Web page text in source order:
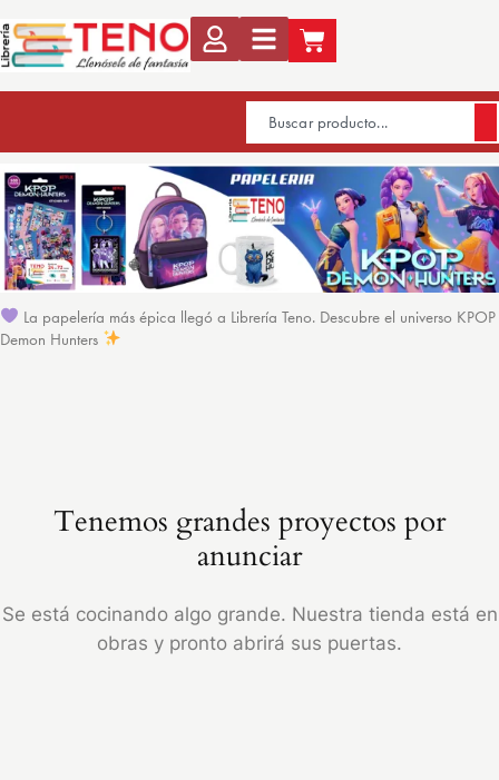
La papelería más épica llegó a Librería Teno. Descubre el universo KPOP
Demon Hunters
Tenemos grandes proyectos por
anunciar
Se está cocinando algo grande. Nuestra tienda está en
obras y pronto abrirá sus puertas.